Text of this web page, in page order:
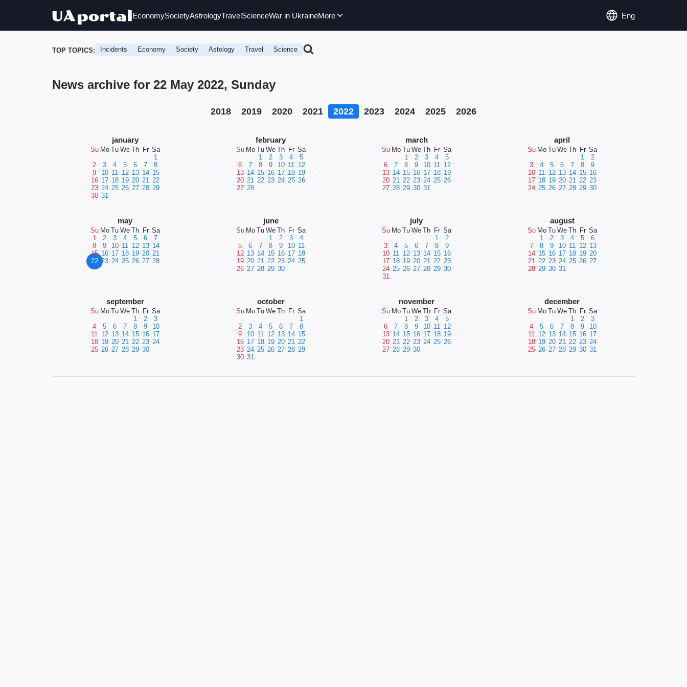
EconomySocietyAstrologyTravelScienceWar in UkraineMore Eng
TOP TOPICS: Incidents Economy Society Astology Travel Science
News archive for 22 May 2022, Sunday
2018 2019 2020 2021 2022 2023 2024 2025 2026
january
Su Mo Tu We Th Fr Sa
1
2
3 4 5 6 7
8
9
10 11 12 13 14 15
16 17 18 19 20 21 22
23 24 25 26 27 28 29
30 31
february
Su Mo Tu We Th Fr Sa
1
2 3 4
5
6
7 8 9 10 11 12
13 14 15 16 17 18 19
20 21 22 23 24 25 26
27 28
march
Su Mo Tu We Th Fr Sa
1
2 3 4
5
6
7 8 9 10 11 12
13 14 15 16 17 18 19
20 21 22 23 24 25 26
27 28 29 30 31
april
Su Mo Tu We Th Fr Sa
1
2
3
4 5 6 7 8
9
10 11 12 13 14 15 16
17 18 19 20 21 22 23
24 25 26 27 28 29 30
may
Su Mo Tu We Th Fr Sa
1
2 3 4 5 6
7
8
9 10 11 12 13 14
15 16 17 18 19 20 21
22 23 24 25 26 27 28
june
Su Mo Tu We Th Fr Sa
1
2 3
4
5
6 7 8 9 10 11
12 13 14 15 16 17 18
19 20 21 22 23 24 25
26 27 28 29 30
july
Su Mo Tu We Th Fr Sa
1
2
3
4 5 6 7 8
9
10 11 12 13 14 15 16
17 18 19 20 21 22 23
24 25 26 27 28 29 30
31
august
Su Mo Tu We Th Fr Sa
1
2 3 4 5
6
7
8 9 10 11 12 13
14 15 16 17 18 19 20
21 22 23 24 25 26 27
28 29 30 31
september
Su Mo Tu We Th Fr Sa
1
2
3
4
5 6 7 8 9
10
11 12 13 14 15 16 17
18 19 20 21 22 23 24
25 26 27 28 29 30
october
Su Mo Tu We Th Fr Sa
1
2
3 4 5 6 7
8
9
10 11 12 13 14 15
16 17 18 19 20 21 22
23 24 25 26 27 28 29
30 31
november
Su Mo Tu We Th Fr Sa
1
2 3 4
5
6
7 8 9 10 11 12
13 14 15 16 17 18 19
20 21 22 23 24 25 26
27 28 29 30
december
Su Mo Tu We Th Fr Sa
1
2
3
4
5 6 7 8 9
10
11 12 13 14 15 16 17
18 19 20 21 22 23 24
25 26 27 28 29 30 31